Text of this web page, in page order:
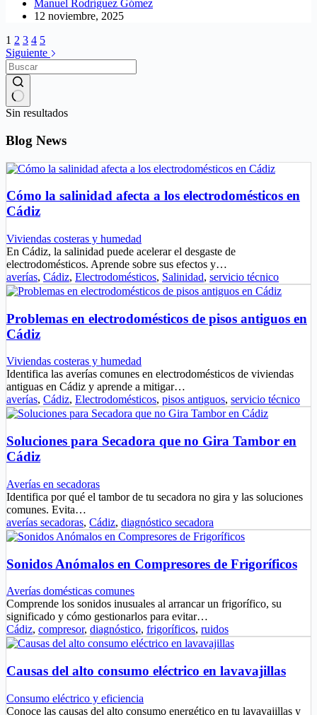
Manuel Rodríguez Gómez
12 noviembre, 2025
1 2 3 4 5
Siguiente
Sin resultados
Blog News
Cómo la salinidad afecta a los electrodomésticos en
Cádiz
Viviendas costeras y humedad
En Cádiz, la salinidad puede acelerar el desgaste de
electrodomésticos. Aprende sobre sus efectos y…
averías, Cádiz, Electrodomésticos, Salinidad, servicio técnico
Problemas en electrodomésticos de pisos antiguos en
Cádiz
Viviendas costeras y humedad
Identifica las averías comunes en electrodomésticos de viviendas
antiguas en Cádiz y aprende a mitigar…
averías, Cádiz, Electrodomésticos, pisos antiguos, servicio técnico
Soluciones para Secadora que no Gira Tambor en
Cádiz
Averías en secadoras
Identifica por qué el tambor de tu secadora no gira y las soluciones
comunes. Evita…
averías secadoras, Cádiz, diagnóstico secadora
Sonidos Anómalos en Compresores de Frigoríficos
Averías domésticas comunes
Comprende los sonidos inusuales al arrancar un frigorífico, su
significado y cómo gestionarlos para evitar…
Cádiz, compresor, diagnóstico, frigoríficos, ruidos
Causas del alto consumo eléctrico en lavavajillas
Consumo eléctrico y eficiencia
Conoce las causas del alto consumo energético en tu lavavajillas y